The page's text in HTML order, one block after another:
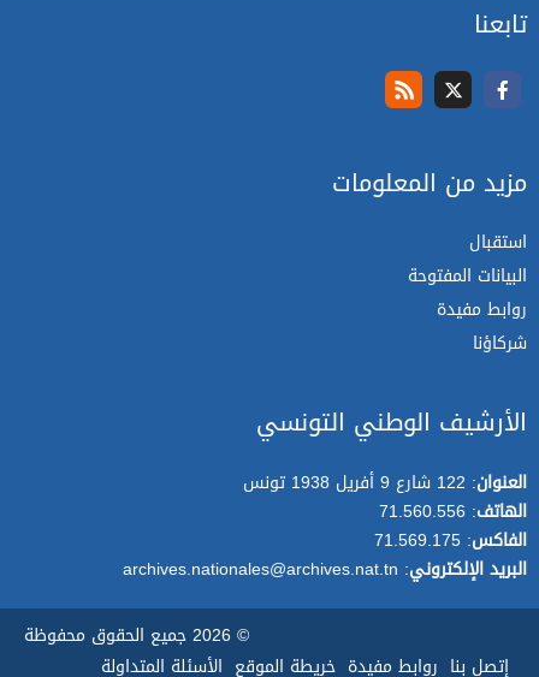
تابعنا
مزيد من المعلومات
استقبال
البيانات المفتوحة
روابط مفيدة
شركاؤنا
الأرشيف الوطني التونسي
العنوان: 122 شارع 9 أفريل 1938 تونس
الهاتف: 71.560.556
الفاكس: 71.569.175
البريد الإلكتروني: archives.nationales@archives.nat.tn
© 2026 جميع الحقوق محفوظة
الأسئلة المتداولة خريطة الموقع روابط مفيدة إتصل بنا